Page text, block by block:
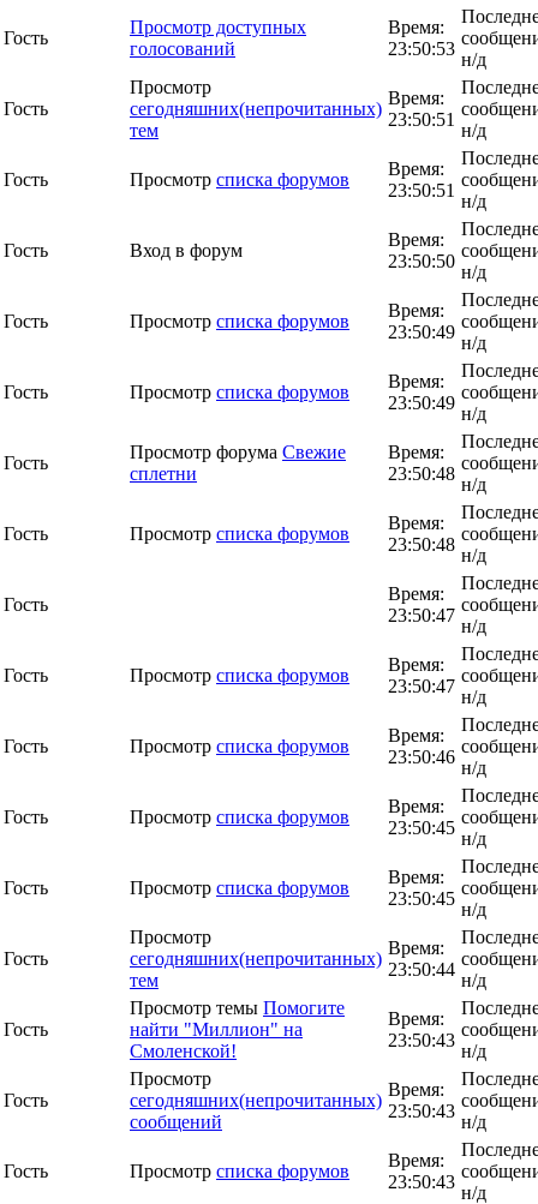
Гость
Просмотр доступных
голосований
Время:
23:50:53
н/д
Гость
Просмотр
сегодняшних(непрочитанных)
тем
Время:
23:50:51
н/д
Гость Просмотр списка форумов
Время:
23:50:51
н/д
Гость Вход в форум
Время:
23:50:50
н/д
Гость Просмотр списка форумов
Время:
23:50:49
н/д
Гость Просмотр списка форумов
Время:
23:50:49
н/д
Гость
Просмотр форума Свежие
сплетни
Время:
23:50:48
н/д
Гость Просмотр списка форумов
Время:
23:50:48
н/д
Гость
Время:
23:50:47
н/д
Гость Просмотр списка форумов
Время:
23:50:47
н/д
Гость Просмотр списка форумов
Время:
23:50:46
н/д
Гость Просмотр списка форумов
Время:
23:50:45
н/д
Гость Просмотр списка форумов
Время:
23:50:45
н/д
Гость
Просмотр
сегодняшних(непрочитанных)
тем
Время:
23:50:44
н/д
Гость
Просмотр темы Помогите
найти "Миллион" на
Смоленской!
Время:
23:50:43
н/д
Гость
Просмотр
сегодняшних(непрочитанных)
сообщений
Время:
23:50:43
н/д
Гость Просмотр списка форумов
Время:
23:50:43
н/д